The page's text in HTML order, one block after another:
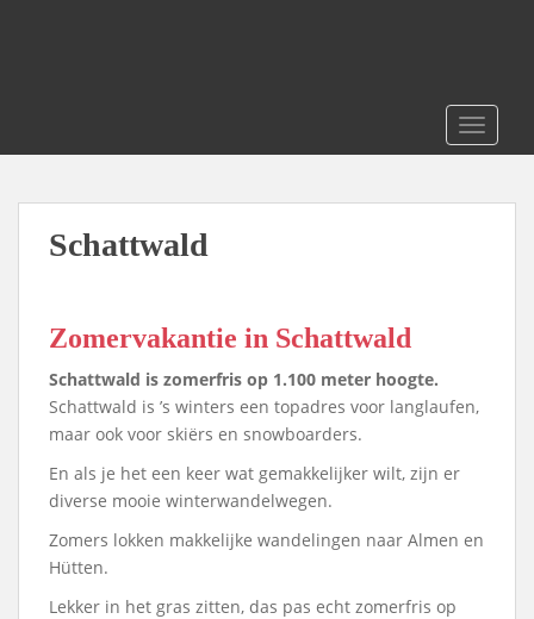
o
Schattwald
Zomervakantie in Schattwald
Schattwald is zomerfris op 1.100 meter hoogte.
Schattwald is ’s winters een topadres voor langlaufen,
maar ook voor skiërs en snowboarders.
En als je het een keer wat gemakkelijker wilt, zijn er
diverse mooie winterwandelwegen.
Zomers lokken makkelijke wandelingen naar Almen en
Hütten.
Lekker in het gras zitten, das pas echt zomerfris op